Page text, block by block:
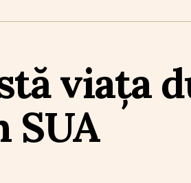
viața
SUA